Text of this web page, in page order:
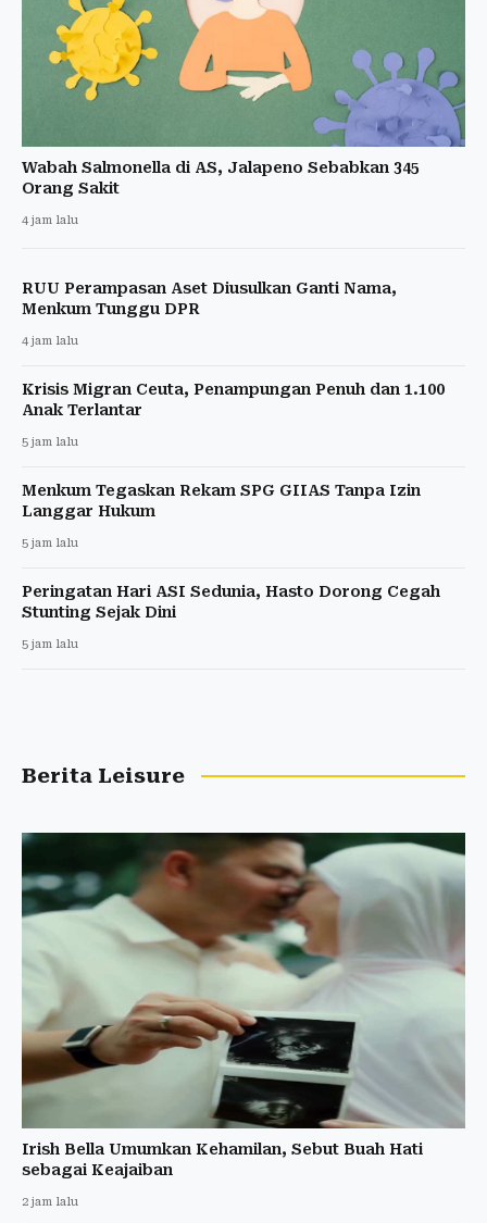
Wabah Salmonella di AS, Jalapeno Sebabkan 345
Orang Sakit
4 jam lalu
RUU Perampasan Aset Diusulkan Ganti Nama,
Menkum Tunggu DPR
4 jam lalu
Krisis Migran Ceuta, Penampungan Penuh dan 1.100
Anak Terlantar
5 jam lalu
Menkum Tegaskan Rekam SPG GIIAS Tanpa Izin
Langgar Hukum
5 jam lalu
Peringatan Hari ASI Sedunia, Hasto Dorong Cegah
Stunting Sejak Dini
5 jam lalu
Berita Leisure
Irish Bella Umumkan Kehamilan, Sebut Buah Hati
sebagai Keajaiban
2 jam lalu